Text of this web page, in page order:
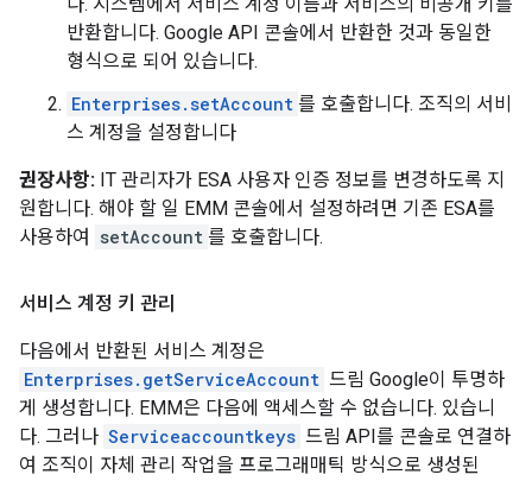
반환합니다. Google API 콘솔에서 반환한 것과 동일한
형식으로 되어 있습니다.
Enterprises.setAccount 를 호출합니다. 조직의 서비
스 계정을 설정합니다
권장사항: IT 관리자가 ESA 사용자 인증 정보를 변경하도록 지
원합니다. 해야 할 일 EMM 콘솔에서 설정하려면 기존 ESA를
사용하여
setAccount 를 호출합니다.
서비스 계정 키 관리
다음에서 반환된 서비스 계정은
Enterprises.getServiceAccount 드림 Google이 투명하
게 생성합니다. EMM은 다음에 액세스할 수 없습니다. 있습니
다. 그러나 Serviceaccountkeys 드림 API를 콘솔로 연결하
여 조직이 자체 관리 작업을 프로그래매틱 방식으로 생성된